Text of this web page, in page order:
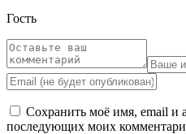
Гость
Сохранить моё имя, email и
последующих моих